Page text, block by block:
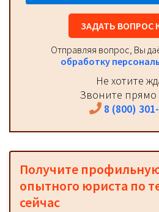
ЗАДАТЬ ВОПРОС
Отправляя вопрос, Вы
обработку
Не хотите
Звоните прямо
8 (800)
Получите
опытного юриста по
сейчас